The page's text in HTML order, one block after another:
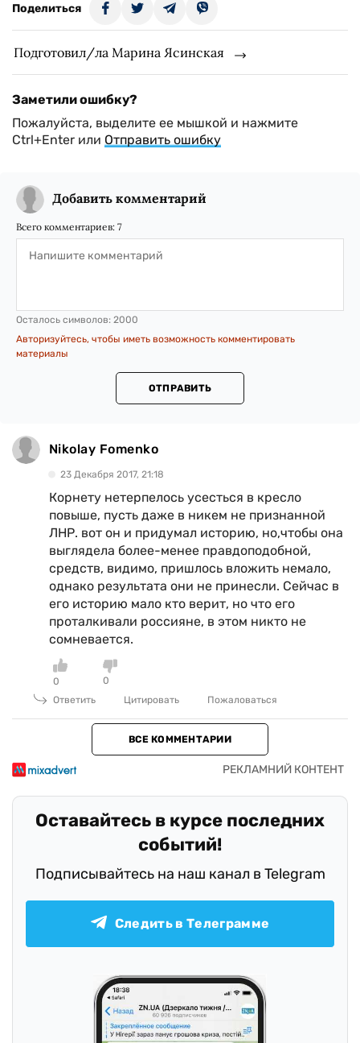
Поделиться
Подготовил/ла Марина Ясинская
Заметили ошибку?
Пожалуйста, выделите ее мышкой и нажмите
Ctrl+Enter или Отправить ошибку
Добавить комментарий
Всего комментариев: 7
Осталось символов: 2000
Авторизуйтесь, чтобы иметь возможность комментировать
материалы
ОТПРАВИТЬ
Nikolay Fomenko
23 Декабря 2017, 21:18
Корнету нетерпелось усесться в кресло
повыше, пусть даже в никем не признанной
ЛНР. вот он и придумал историю, но,чтобы она
выглядела более-менее правдоподобной,
средств, видимо, пришлось вложить немало,
однако результата они не принесли. Сейчас в
его историю мало кто верит, но что его
проталкивали россияне, в этом никто не
сомневается.
0
0
Ответить
Цитировать Пожаловаться
ВСЕ КОММЕНТАРИИ
Оставайтесь в курсе последних
событий!
Подписывайтесь на наш канал в Telegram
Следить в Телеграмме